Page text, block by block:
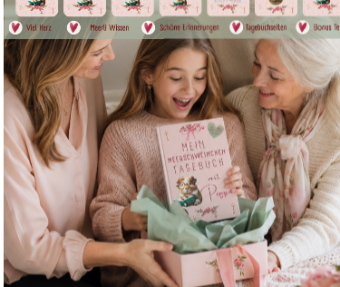
Meerli-Liebe vertragen kann.
13 unterschiedliche Motive, die
Sticker Bogen-Modelle, die
anderen Varianten zu entdecken –